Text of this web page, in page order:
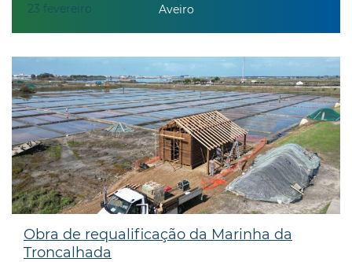
23 fevereiro Aveiro
Obra de requalificação da Marinha da
Troncalhada